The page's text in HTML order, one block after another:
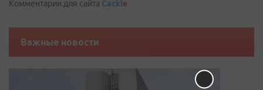
Комментарии для сайта Cackle
Важные новости